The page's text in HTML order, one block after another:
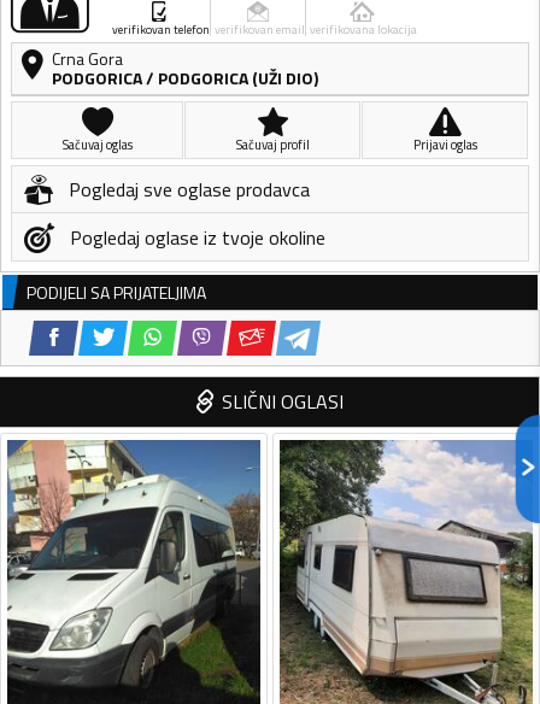
verifikovan telefon verifikovan email verifikovana lokacija
Crna Gora
PODGORICA/ PODGORICA (UŽI DIO)
Sačuvaj oglas Sačuvaj profil Prijavi oglas
Pogledaj sve oglase prodavca
Pogledaj oglase iz tvoje okoline
PODIJELI SA PRIJATELJIMA
SLIČNI OGLASI